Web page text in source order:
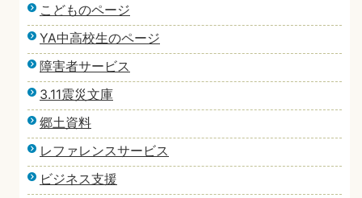
こどものページ
YA中高校生のページ
障害者サービス
3.11震災文庫
郷土資料
レファレンスサービス
ビジネス支援